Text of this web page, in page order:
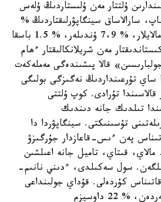
ۇلتتار مەن ۇلىستاردىڭ ۇلەس
سارالاساق سينگاپۋرلىقتاردىڭ %
76،9 قىتايلىقتار، %15 مالايلار، % 7،9 ۇندىلەر، % 1.5 باسقا
مەن شريلانكالىقتار ءھام
قالا پىشىندەگى مەملەكەت
ساي تۇرعىنداردىڭ نەگىزگى بولىگى
تۇرادى. كوپ ۇلتتى
تىلدىك جانە دىندىك
تۇسىنىكتى. سينگاپۋردا دا
پەن ءىس-قاعازدار جۇرگىزۋ
4 ءتىل - مالاي، قىتاي، تاميل جانە اعىلشىن
سول سەكىلدى، ءدىني نانىم-
كۇردەلى. قۇداي جولىنداعى
حالىقتىڭ % 32 بۋدديستەردەن، % 22 داوسيزم